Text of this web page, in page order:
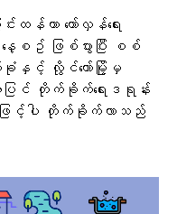
န်ကာ တော်လှန်ရေး
စဥ် ဖြစ်ပွားပြီး စစ်
ခုံနှင့် လွိုင်ကော်မြို့မှ
ပြင် တိုက်ခိုက်ရေးဒရုန်း
ြင့်ပါ တိုက်ခိုက်လာသည်